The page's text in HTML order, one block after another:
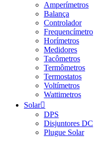
Amperímetros
Balança
Controlador
Frequencímetro
Horímetros
Medidores
Tacômetros
Termômetros
Termostatos
Voltímetros
Wattimetros
Solar
DPS
Disjuntores DC
Plugue Solar